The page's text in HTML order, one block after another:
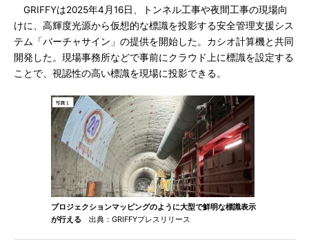
GRIFFYは2025年4月16日、トンネル工事や夜間工事の現場向
けに、高輝度光源から仮想的な標識を投影する安全管理支援シス
テム「バーチャサイン」の提供を開始した。カシオ計算機と共同
開発した。現場事務所などで事前にクラウド上に標識を設定する
ことで、視認性の高い標識を現場に投影できる。
プロジェクションマッピングのように大型で鮮明な標識表示
が行える 出典：GRIFFYプレスリリース